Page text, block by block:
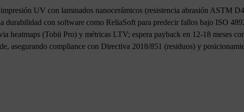
impresión UV con laminados nanocerámicos (resistencia abrasión ASTM
con software como ReliaSoft para predecir fallos bajo ISO
heatmaps (Tobii Pro) y métricas LTV; espera payback en 12-18 meses
asegurando compliance con Directiva 2018/851 (residuos) y